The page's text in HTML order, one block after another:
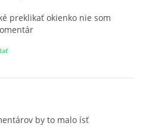
preklikať okienko nie som
by to malo ísť